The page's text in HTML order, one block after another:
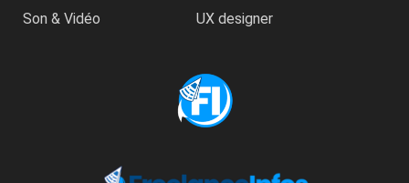
Son & Vidéo
UX designer